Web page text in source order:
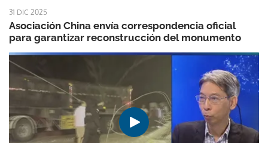
31 DIC 2025
Asociación China envía correspondencia oficial
para garantizar reconstrucción del monumento